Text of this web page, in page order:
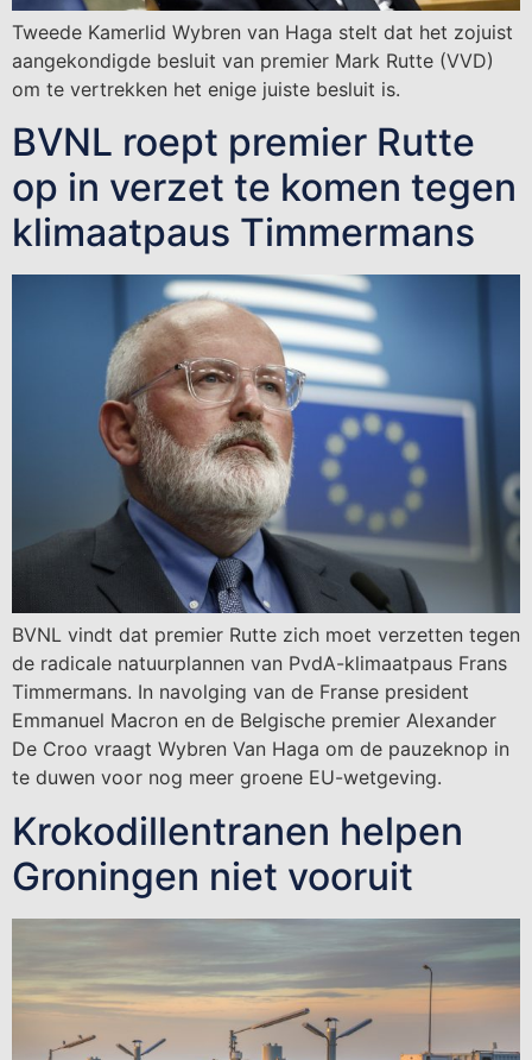
Tweede Kamerlid Wybren van Haga stelt dat het zojuist
aangekondigde besluit van premier Mark Rutte (VVD)
om te vertrekken het enige juiste besluit is.
BVNL roept premier Rutte
op in verzet te komen tegen
klimaatpaus Timmermans
BVNL vindt dat premier Rutte zich moet verzetten tegen
de radicale natuurplannen van PvdA-klimaatpaus Frans
Timmermans. In navolging van de Franse president
Emmanuel Macron en de Belgische premier Alexander
De Croo vraagt Wybren Van Haga om de pauzeknop in
te duwen voor nog meer groene EU-wetgeving.
Krokodillentranen helpen
Groningen niet vooruit